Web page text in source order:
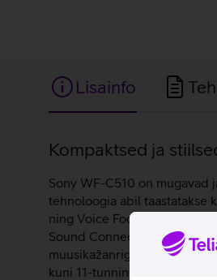
Lisainfo
Lisainfo
Kompaktsed ja
Sony WF-C510 on
tehnoloogia abil taastatakse
ning Voice Focus aitab
Sound Connecti rakenduses
muusikažanriga kokku.
kuni 11-tunnine aku